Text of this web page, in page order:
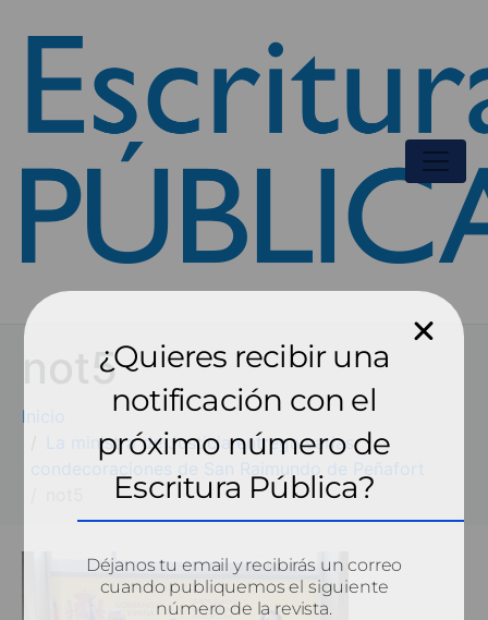
not5
Inicio
La ministra de Justicia entrega varias
condecoraciones de San Raimundo de Peñafort
¿Quieres recibir una
notificación con el
próximo número de
Escritura Pública?
Déjanos tu email y recibirás un correo
cuando publiquemos el siguiente
número de la revista.